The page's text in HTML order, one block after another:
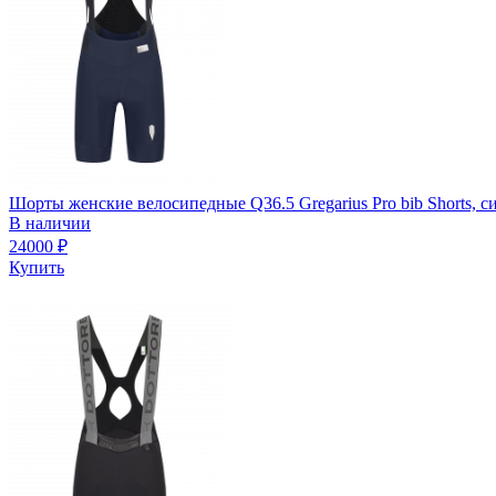
Шорты женские велосипедные Q36.5 Gregarius Pro bib Shorts,
В наличии
24000 ₽
Купить